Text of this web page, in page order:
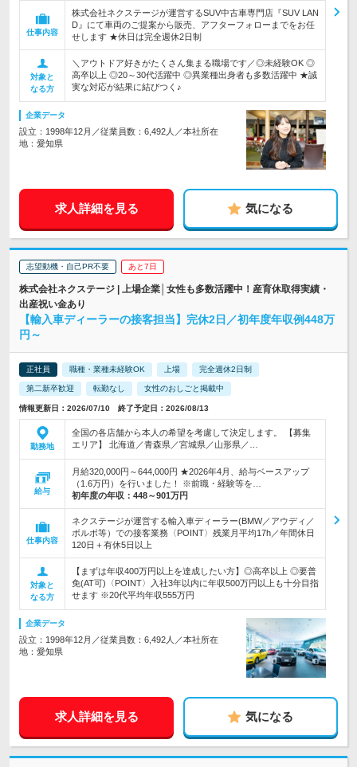
仕事内容
株式会社ネクステージが運営するSUV中古車専門店『SUV LAN
D』にて車両のご提案から販売、アフターフォローまでをお任
せします ★休日は完全週休2日制
対象と
なる方
＼アウトドア好きがたくさん集まる職場です／◎未経験OK ◎
高卒以上 ◎20～30代活躍中 ◎異業種出身者も多数活躍中 ★誠
実な対応が結果に結びつく♪
企業データ
設立：1998年12月／従業員数：6,492人／本社所在
地：愛知県
求人詳細を見る 気になる
志望動機・自己PR不要 あと7日
株式会社ネクステージ | 上場企業│女性も多数活躍中！産育休取得実績・
出産祝い金あり
【輸入車ディーラーの接客担当】完休2日／初年度年収例448万
円～
正社員 職種・業種未経験OK 上場 完全週休2日制
第二新卒歓迎 転勤なし 女性のおしごと掲載中
情報更新日：2026/07/10 終了予定日：2026/08/13
勤務地
全国の各店舗から本人の希望を考慮して決定します。 【募集
エリア】 北海道／青森県／宮城県／山形県／…
給与
月給320,000円～644,000円 ★2026年4月、給与ベースアップ
（1.6万円）を行いました！ ※前職・経験等を…
初年度の年収： 448～901万円
仕事内容
ネクステージが運営する輸入車ディーラー(BMW／アウディ／
ボルボ等）での接客業務〈POINT〉残業月平均17h／年間休日
120日＋有休5日以上
対象と
なる方
【まずは年収400万円以上を達成したい方】◎高卒以上 ◎要普
免(AT可)〈POINT〉入社3年以内に年収500万円以上も十分目指
せます ※20代平均年収555万円
企業データ
設立：1998年12月／従業員数：6,492人／本社所在
地：愛知県
求人詳細を見る 気になる